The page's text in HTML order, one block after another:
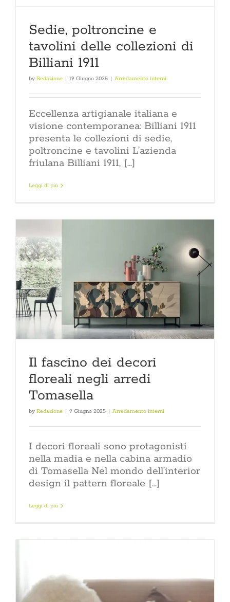
Sedie, poltroncine e
tavolini delle collezioni di
Billiani 1911
by Redazione | 19 Giugno 2025 | Arredamento interni
Eccellenza artigianale italiana e
visione contemporanea: Billiani 1911
presenta le collezioni di sedie,
poltroncine e tavolini L’azienda
friulana Billiani 1911, [...]
Leggi di più
Il fascino dei decori
floreali negli arredi
Tomasella
by Redazione | 9 Giugno 2025 | Arredamento interni
I decori floreali sono protagonisti
nella madia e nella cabina armadio
di Tomasella Nel mondo dell’interior
design il pattern floreale [...]
Leggi di più